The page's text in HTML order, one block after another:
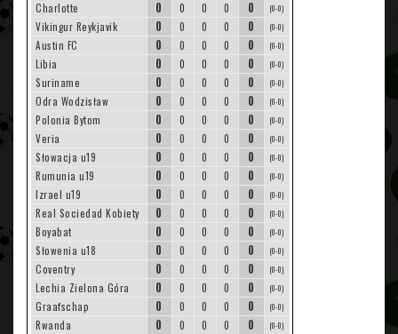
Charlotte 0 0 0 0 0 (0-0)
Vikingur Reykjavik 0 0 0 0 0 (0-0)
Austin FC 0 0 0 0 0 (0-0)
Libia 0 0 0 0 0 (0-0)
Suriname 0 0 0 0 0 (0-0)
Odra Wodzisław 0 0 0 0 0 (0-0)
Polonia Bytom 0 0 0 0 0 (0-0)
Veria 0 0 0 0 0 (0-0)
Słowacja u19 0 0 0 0 0 (0-0)
Rumunia u19 0 0 0 0 0 (0-0)
Izrael u19 0 0 0 0 0 (0-0)
Real Sociedad Kobiety 0 0 0 0 0 (0-0)
Boyabat 0 0 0 0 0 (0-0)
Słowenia u18 0 0 0 0 0 (0-0)
Coventry 0 0 0 0 0 (0-0)
Lechia Zielona Góra 0 0 0 0 0 (0-0)
Graafschap 0 0 0 0 0 (0-0)
Rwanda 0 0 0 0 0 (0-0)